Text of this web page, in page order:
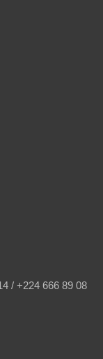
/ +224 666 89 08